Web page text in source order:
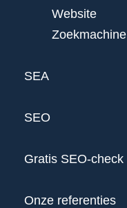
Website
Zoekmachine
SEA
SEO
Gratis SEO-check
Onze referenties